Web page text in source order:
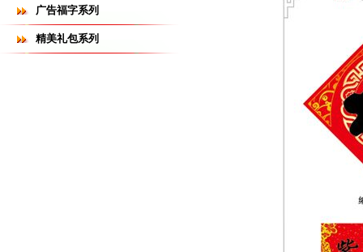
广告福字系列
精美礼包系列